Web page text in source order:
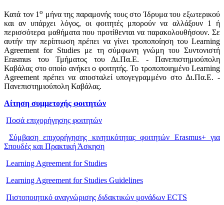
Κατά τον 1ο μήνα της παραμονής τους στο Ίδρυμα του εξωτερικού
και αν υπάρχει λόγος, οι φοιτητές μπορούν να αλλάξουν 1 ή
περισσότερα μαθήματα που προτίθενται να παρακολουθήσουν. Σε
αυτήν την περίπτωση πρέπει να γίνει τροποποίηση του Learning
Agreement for Studies με τη σύμφωνη γνώμη του Συντονιστή
Erasmus του Τμήματος του Δι.Πα.Ε. - Πανεπιστημιούπολη
Καβάλας στο οποίο ανήκει ο φοιτητής. Το τροποποιημένο Learning
Agreement πρέπει να αποσταλεί υπογεγραμμένο στο Δι.Πα.Ε. -
Πανεπιστημιούπολη Καβάλας.
Αίτηση συμμετοχής φοιτητών
Ποσά επιχορήγησης φοιτητών
Σύμβαση επιχορήγησης κινητικότητας φοιτητών Erasmus+ για
Σπουδές και Πρακτική Άσκηση
Learning Agreement for Studies
Learning Agreement for Studies Guidelines
Πιστοποιητικό αναγνώρισης διδακτικών μονάδων ECTS